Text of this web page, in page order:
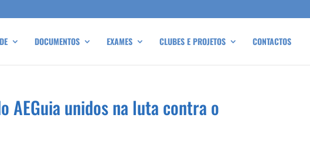
DOCUMENTOS EXAMES CLUBES E PROJETOS CONTACTOS
AEGuia unidos na luta contra o